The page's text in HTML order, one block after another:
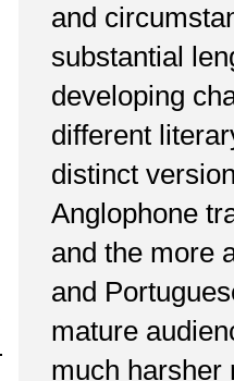
and
substantial
developing
different
distinct
Anglophone
and the more
and
mature
much harsher